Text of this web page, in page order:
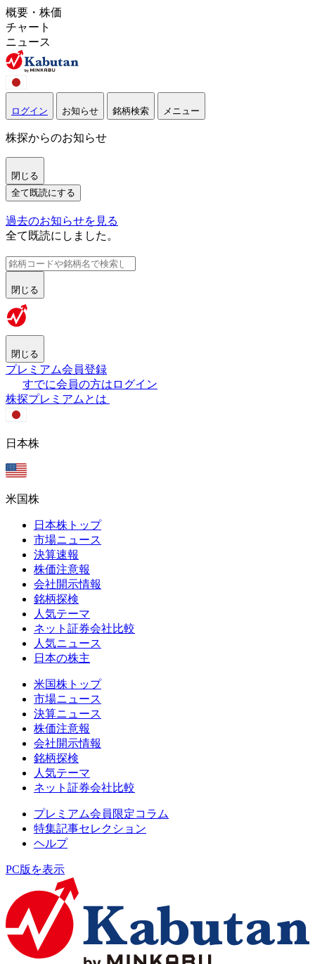
概要・株価
チャート
ニュース
ログイン お知らせ 銘柄検索 メニュー
株探からのお知らせ
閉じる
全て既読にする
過去のお知らせを見る
全て既読にしました。
閉じる
閉じる
プレミアム会員登録
すでに会員の方はログイン
株探プレミアムとは
日本株
米国株
日本株トップ
市場ニュース
決算速報
株価注意報
会社開示情報
銘柄探検
人気テーマ
ネット証券会社比較
人気ニュース
日本の株主
米国株トップ
市場ニュース
決算ニュース
株価注意報
会社開示情報
銘柄探検
人気テーマ
ネット証券会社比較
プレミアム会員限定コラム
特集記事セレクション
ヘルプ
PC版を表示